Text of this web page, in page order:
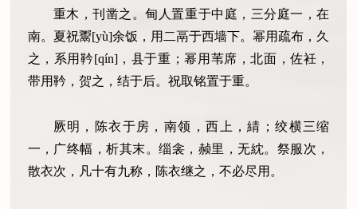
重木，刊凿之。甸人置重于中庭，三分庭一，在
南。夏祝鬻[yù]余饭，用二鬲于西墙下。幂用疏布，久
之，系用靲[qín]，县于重；幂用苇席，北面，佐衽，
带用靲，贺之，结于后。祝取铭置于重。
厥明，陈衣于房，南领，西上，綪；绞横三缩
一，广终幅，析其末。缁衾，赪里，无紞。祭服次，
散衣次，凡十有九称，陈衣继之，不必尽用。